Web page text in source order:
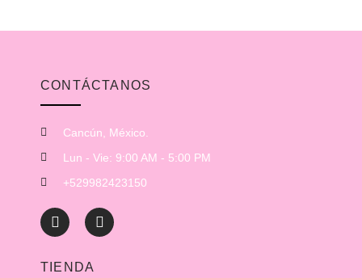
CONTÁCTANOS
Cancún, México.
Lun - Vie: 9:00 AM - 5:00 PM
+529982423150
TIENDA